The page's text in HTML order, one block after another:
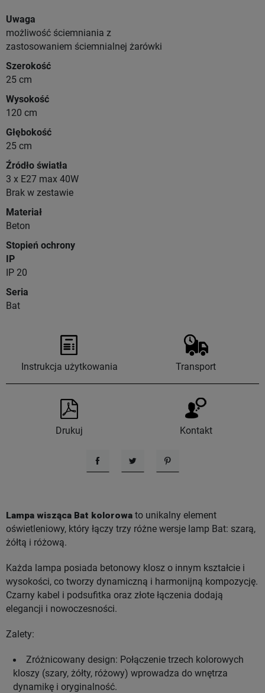
Uwaga
możliwość ściemniania z
zastosowaniem ściemnialnej żarówki
Szerokość
25 cm
Wysokość
120 cm
Głębokość
25 cm
Źródło światła
3 x E27 max 40W
Brak w zestawie
Materiał
Beton
Stopień ochrony
IP
IP 20
Seria
Bat
Instrukcja użytkowania Transport
Drukuj Kontakt
UdostępnijTweetujPinterest
Lampa wisząca Bat kolorowa to unikalny element
oświetleniowy, który łączy trzy różne wersje lamp Bat: szarą,
żółtą i różową.
Każda lampa posiada betonowy klosz o innym kształcie i
wysokości, co tworzy dynamiczną i harmonijną kompozycję.
Czarny kabel i podsufitka oraz złote łączenia dodają
elegancji i nowoczesności.
Zalety:
Zróżnicowany design: Połączenie trzech kolorowych
kloszy (szary, żółty, różowy) wprowadza do wnętrza
dynamikę i oryginalność.